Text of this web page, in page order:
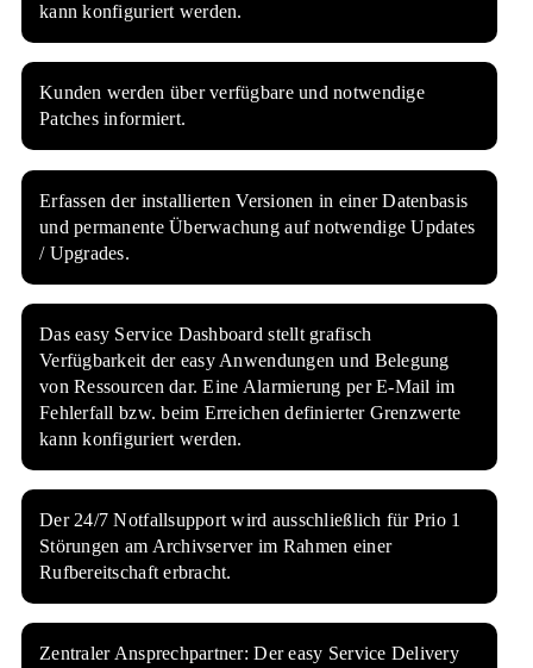
kann konfiguriert werden.
Kunden werden über verfügbare und notwendige
Patches informiert.
Erfassen der installierten Versionen in einer Datenbasis
und permanente Überwachung auf notwendige Updates
/ Upgrades.
Das easy Service Dashboard stellt grafisch
Verfügbarkeit der easy Anwendungen und Belegung
von Ressourcen dar. Eine Alarmierung per E-Mail im
Fehlerfall bzw. beim Erreichen definierter Grenzwerte
kann konfiguriert werden.
Der 24/7 Notfallsupport wird ausschließlich für Prio 1
Störungen am Archivserver im Rahmen einer
Rufbereitschaft erbracht.
Zentraler Ansprechpartner: Der easy Service Delivery